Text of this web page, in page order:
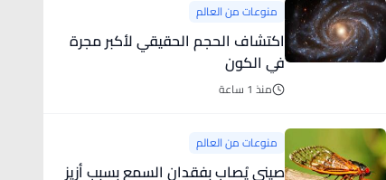
منوعات من العالم
اكتشاف الحجم الحقيقي لأكبر مجرة
في الكون
منذ 1 ساعة
منوعات من العالم
صيني يُصاب بفقدان السمع بسبب أزيز